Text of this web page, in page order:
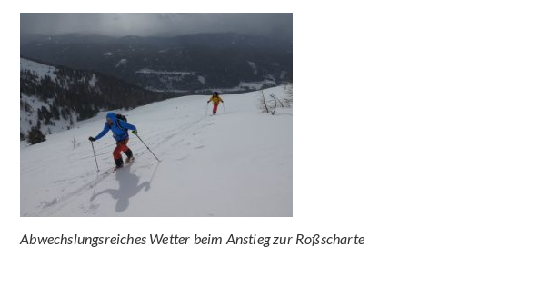
Abwechslungsreiches Wetter beim Anstieg zur Roßscharte